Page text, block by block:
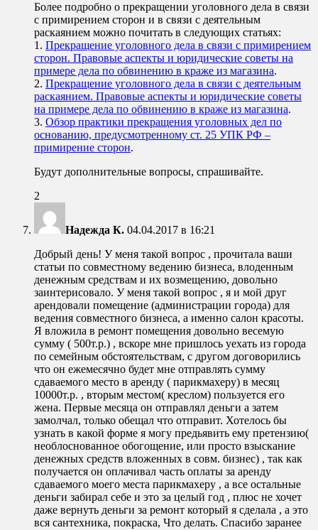
Более подробно о прекращении уголовного дела в связи
с примирением сторон и в связи с деятельным
раскаянием можно почитать в следующих статьях:
1. Прекращение уголовного дела в связи с примирением
сторон. Правовые аспекты и юридические советы на
примере дела по обвинению в краже из магазина.
2. Прекращение уголовного дела в связи с деятельным
раскаянием. Правовые аспекты и юридические советы
на примере дела по обвинению в краже из магазина.
3. Обзор практики прекращения уголовных дел по
основанию, предусмотренному ст. 25 УПК РФ –
примирение сторон.
Будут дополнительные вопросы, спрашивайте.
2
Надежда К. 04.04.2017 в 16:21
Добрый день! У меня такой вопрос , прочитала ваши
статьи по совместному ведению бизнеса, влоденным
денежным средствам и их возмещению, довольно
заинтерисовало. У меня такой вопрос , я и мой друг
арендовали помещение (администрации города) для
ведения совместного бизнеса, а именно салон красоты.
Я вложила в ремонт помещения довольно весемую
сумму ( 500т.р.) , вскоре мне пришлось уехать из города
по семейным обстоятельствам, с другом договорились
что он ежемесячно будет мне отправлять сумму
сдаваемого место в аренду ( парикмахеру) в месяц
10000т.р. , вторым местом( креслом) пользуется его
жена. Первые месяца он отправлял деньги а затем
замолчал, только обещал что отправит. Хотелось бы
узнать в какой форме я могу предьявить ему претензию(
необлоснованное обогощение, или просто взыскание
денежных средств вложенных в совм. бизнес) , так как
получается он оплачивал часть оплаты за аренду
сдаваемого моего места парикмахеру , а все остальные
деньги забирал себе и это за целый год , плюс не хочет
даже вернуть деньги за ремонт который я сделала , а это
вся сантехника, покраска, Что делать. Спасибо заранее